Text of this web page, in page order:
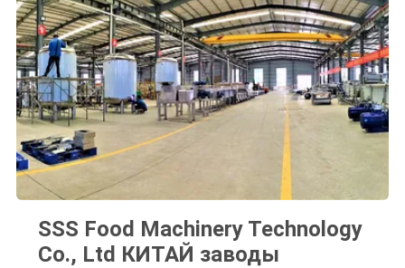
SSS Food Machinery Technology
Co., Ltd КИТАЙ заводы